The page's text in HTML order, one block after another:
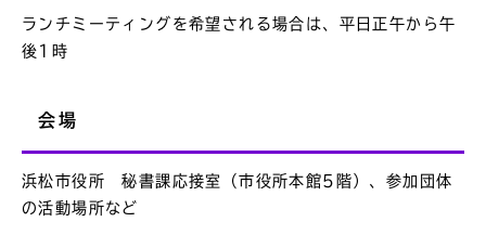
ランチミーティングを希望される場合は、平日正午から午
後1時
会場
浜松市役所 秘書課応接室（市役所本館5階）、参加団体
の活動場所など